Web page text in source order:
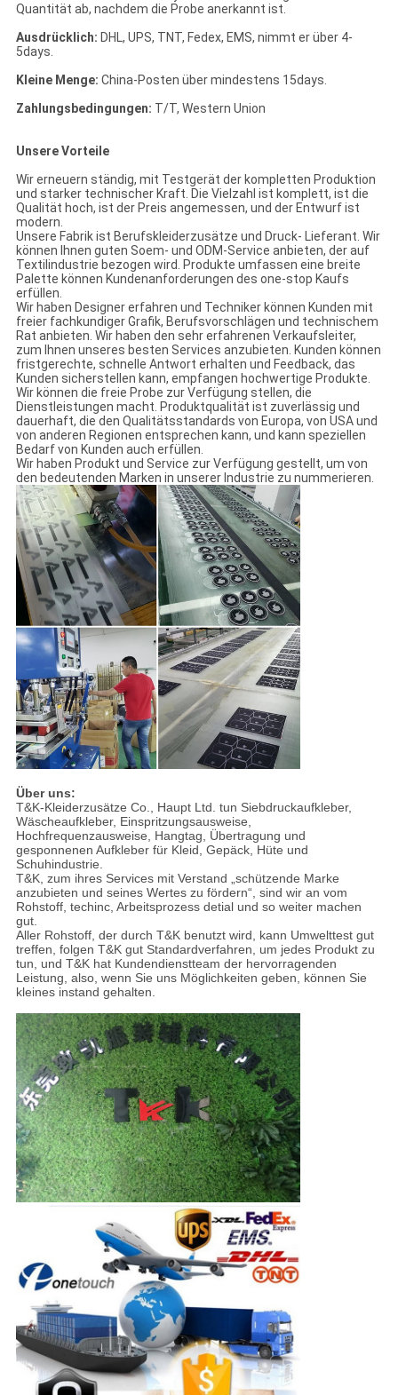
Quantität ab, nachdem die Probe anerkannt ist.
Ausdrücklich: DHL, UPS, TNT, Fedex, EMS, nimmt er über 4-
5days.
Kleine Menge: China-Posten über mindestens 15days.
Zahlungsbedingungen: T/T, Western Union
Unsere Vorteile
Wir erneuern ständig, mit Testgerät der kompletten Produktion
und starker technischer Kraft. Die Vielzahl ist komplett, ist die
Qualität hoch, ist der Preis angemessen, und der Entwurf ist
modern.
Unsere Fabrik ist Berufskleiderzusätze und Druck- Lieferant. Wir
können Ihnen guten Soem- und ODM-Service anbieten, der auf
Textilindustrie bezogen wird. Produkte umfassen eine breite
Palette können Kundenanforderungen des one-stop Kaufs
erfüllen.
Wir haben Designer erfahren und Techniker können Kunden mit
freier fachkundiger Grafik, Berufsvorschlägen und technischem
Rat anbieten. Wir haben den sehr erfahrenen Verkaufsleiter,
zum Ihnen unseres besten Services anzubieten. Kunden können
fristgerechte, schnelle Antwort erhalten und Feedback, das
Kunden sicherstellen kann, empfangen hochwertige Produkte.
Wir können die freie Probe zur Verfügung stellen, die
Dienstleistungen macht. Produktqualität ist zuverlässig und
dauerhaft, die den Qualitätsstandards von Europa, von USA und
von anderen Regionen entsprechen kann, und kann speziellen
Bedarf von Kunden auch erfüllen.
Wir haben Produkt und Service zur Verfügung gestellt, um von
den bedeutenden Marken in unserer Industrie zu nummerieren.
Über uns:
T&K-Kleiderzusätze Co., Haupt Ltd. tun Siebdruckaufkleber,
Wäscheaufkleber, Einspritzungsausweise,
Hochfrequenzausweise, Hangtag, Übertragung und
gesponnenen Aufkleber für Kleid, Gepäck, Hüte und
Schuhindustrie.
T&K, zum ihres Services mit Verstand „schützende Marke
anzubieten und seines Wertes zu fördern“, sind wir an vom
Rohstoff, techinc, Arbeitsprozess detial und so weiter machen
gut.
Aller Rohstoff, der durch T&K benutzt wird, kann Umwelttest gut
treffen, folgen T&K gut Standardverfahren, um jedes Produkt zu
tun, und T&K hat Kundendienstteam der hervorragenden
Leistung, also, wenn Sie uns Möglichkeiten geben, können Sie
kleines instand gehalten.